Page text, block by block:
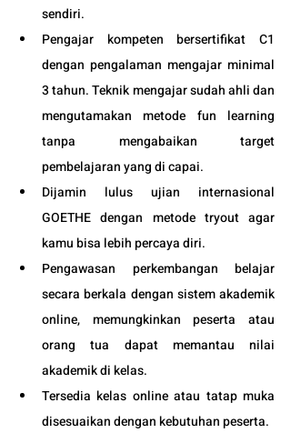
sendiri.
Pengajar kompeten bersertifikat C1
dengan pengalaman mengajar minimal
3 tahun. Teknik mengajar sudah ahli dan
mengutamakan metode fun learning
tanpa mengabaikan target
pembelajaran yang di capai.
Dijamin lulus ujian internasional
GOETHE dengan metode tryout agar
kamu bisa lebih percaya diri.
Pengawasan perkembangan belajar
secara berkala dengan sistem akademik
online, memungkinkan peserta atau
orang tua dapat memantau nilai
akademik di kelas.
Tersedia kelas online atau tatap muka
disesuaikan dengan kebutuhan peserta.